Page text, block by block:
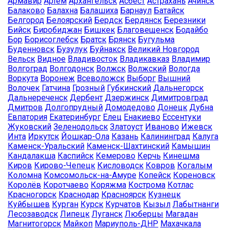
Балаково Балахна Балашиха Барнаул Батайск
Белгород Белоярский Бердск Бердянск Березники
Бийск Биробиджан Бишкек Благовещенск Бодайбо
Бор Борисоглебск Братск Брянск Бугульма
Буденновск Бузулук Буйнакск Великий Новгород
Вельск Видное Владивосток Владикавказ Владимир
Волгоград Волгодонск Волжск Волжский Вологда
Воркута Воронеж Всеволожск Выборг Вышний
Волочек Гатчина Грозный Губкинский Дальнегорск
Дальнереченск Дербент Дзержинск Димитровград
Дмитров Долгопрудный Домодедово Донецк Дубна
Евпатория Екатеринбург Елец Енакиево Ессентуки
Жуковский Зеленодольск Златоуст Иваново Ижевск
Инта Иркутск Йошкар-Ола Казань Калининград Калуга
Каменск-Уральский Каменск-Шахтинский Камышин
Кандалакша Каспийск Кемерово Керчь Кинешма
Киров Кирово-Чепецк Кисловодск Ковров Когалым
Коломна Комсомольск-на-Амуре Копейск Кореновск
Королёв Коротчаево Коряжма Кострома Котлас
Красногорск Краснодар Красноярск Кузнецк
Куйбышев Курган Курск Курчатов Кызыл Лабытнанги
Лесозаводск Липецк Луганск Люберцы Магадан
Магнитогорск Майкоп Мариуполь-ДНР Махачкала